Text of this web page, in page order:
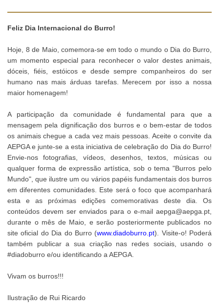
Feliz Dia Internacional do Burro!
Hoje, 8 de Maio, comemora-se em todo o mundo o Dia do Burro,
um momento especial para reconhecer o valor destes animais,
dóceis, fiéis, estóicos e desde sempre companheiros do ser
humano nas mais árduas tarefas. Merecem por isso a nossa
maior homenagem!
A participação da comunidade é fundamental para que a
mensagem pela dignificação dos burros e o bem-estar de todos
os animais chegue a cada vez mais pessoas. Aceite o convite da
AEPGA e junte-se a esta iniciativa de celebração do Dia do Burro!
Envie-nos fotografias, vídeos, desenhos, textos, músicas ou
qualquer forma de expressão artística, sob o tema "Burros pelo
Mundo", que ilustre um ou vários papéis fundamentais dos burros
em diferentes comunidades. Este será o foco que acompanhará
esta e as próximas edições comemorativas deste dia. Os
conteúdos devem ser enviados para o e-mail aepga@aepga.pt,
durante o mês de Maio, e serão posteriormente publicados no
site oficial do Dia do Burro (www.diadoburro.pt). Visite-o! Poderá
também publicar a sua criação nas redes sociais, usando o
#diadoburro e/ou identificando a AEPGA.
Vivam os burros!!!
Ilustração de Rui Ricardo